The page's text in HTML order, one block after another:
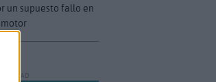
un supuesto fallo en